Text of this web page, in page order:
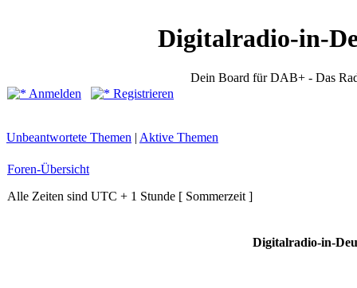
Digitalradio-in-
Dein Board für DAB+ - Das
Anmelden
Registrieren
Unbeantwortete Themen | Aktive Themen
Foren-Übersicht
Alle Zeiten sind UTC + 1 Stunde [ Sommerzeit ]
Digitalradio-in-